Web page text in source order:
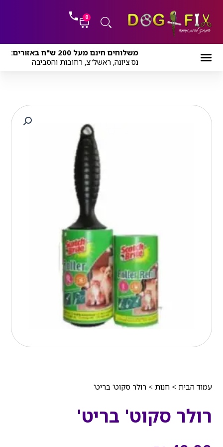
לתוכן
0
עגלת
קניות
משלוחים חינם מעל 200 ש"ח באזורים:
נס ציונה, ראשל"צ, רחובות והסביבה
עמוד הבית >חנות >רולר סקוט' בריט'
רולר סקוט' בריט'